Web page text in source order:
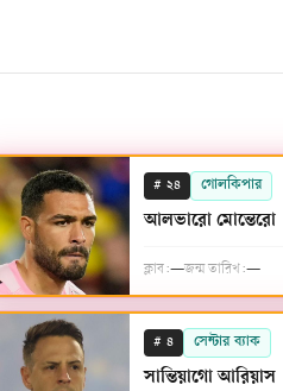
# ২৪ গোলকিপার
আলভারো মোন্তেরো
ক্লাব:—জন্ম তারিখ:—
# ৪ সেন্টার ব্যাক
সান্তিয়াগো আরিয়াস